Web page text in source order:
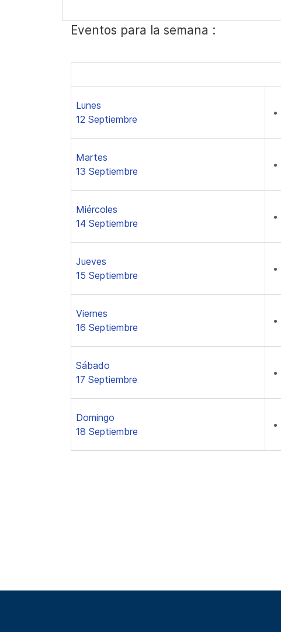
Eventos para la semana :
Lunes
12 Septiembre
Martes
13 Septiembre
Miércoles
14 Septiembre
Jueves
15 Septiembre
Viernes
16 Septiembre
Sábado
17 Septiembre
Domingo
18 Septiembre